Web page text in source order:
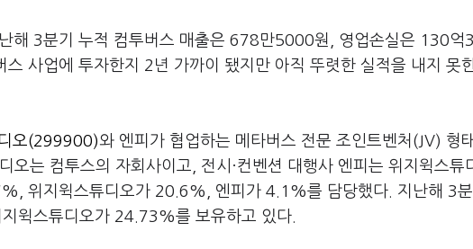
해 3분기 누적 컴투버스 매출은 678만5000원, 영업손실은 130억
사업에 투자한지 2년 가까이 됐지만 아직 뚜렷한 실적을 내지 못
오(299900)와 엔피가 협업하는 메타버스 전문 조인트벤처(JV) 형
오는 컴투스의 자회사이고, 전시·컨벤션 대행사 엔피는 위지윅스튜
위지윅스튜디오가 20.6%, 엔피가 4.1%를 담당했다. 지난해 3분
윅스튜디오가 24.73%를 보유하고 있다.